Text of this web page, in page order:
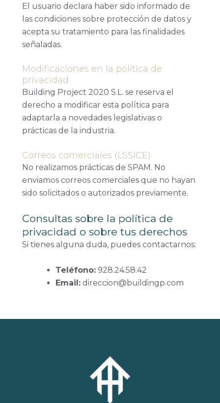
El usuario declara haber sido informado de
las condiciones sobre protección de datos y
acepta su tratamiento para las finalidades
señaladas.
Modificaciones en la política de
privacidad
Building Project 2020 S.L. se reserva el
derecho a modificar esta política para
adaptarla a novedades legislativas o
prácticas de la industria.
Correos comerciales (LSSICE)
No realizamos prácticas de SPAM. No
enviamos correos comerciales que no hayan
sido solicitados o autorizados previamente.
Consultas sobre la política de
privacidad o sobre tus derechos
Si tienes alguna duda, puedes contactarnos:
Teléfono:928.24.58.42
Email:direccion@buildingp.com